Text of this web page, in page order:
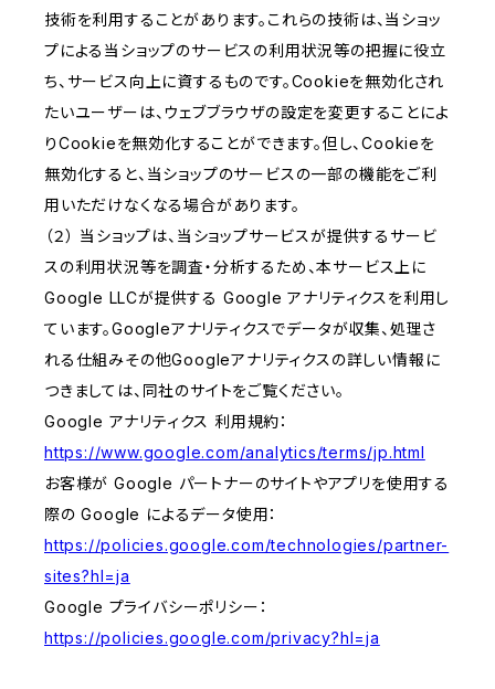
技術を利用することがあります。これらの技術は、当ショッ
プによる当ショップのサービスの利用状況等の把握に役立
ち、サービス向上に資するものです。Cookieを無効化され
たいユーザーは、ウェブブラウザの設定を変更することによ
りCookieを無効化することができます。但し、Cookieを
無効化すると、当ショップのサービスの一部の機能をご利
用いただけなくなる場合があります。
（２） 当ショップは、当ショップサービスが提供するサービ
スの利用状況等を調査・分析するため、本サービス上に
Google LLCが提供する Google アナリティクスを利用し
ています。Googleアナリティクスでデータが収集、処理さ
れる仕組みその他Googleアナリティクスの詳しい情報に
つきましては、同社のサイトをご覧ください。
Google アナリティクス 利用規約：
https://www.google.com/analytics/terms/jp.html
お客様が Google パートナーのサイトやアプリを使用する
際の Google によるデータ使用：
https://policies.google.com/technologies/partner-
sites?hl=ja
Google プライバシーポリシー：
https://policies.google.com/privacy?hl=ja